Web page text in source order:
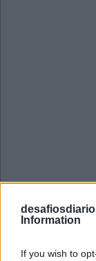
Information
If you wish to
Mini